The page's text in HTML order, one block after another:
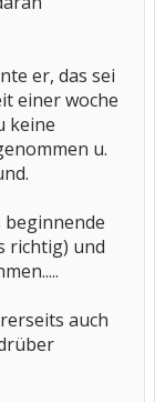
er, das sei
einer woche
keine
u.
beginnende
richtig) und
auch